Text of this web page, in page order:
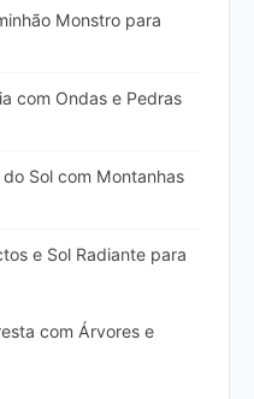
Monstro para
com Ondas e Pedras
Sol com Montanhas
e Sol Radiante para
com Árvores e